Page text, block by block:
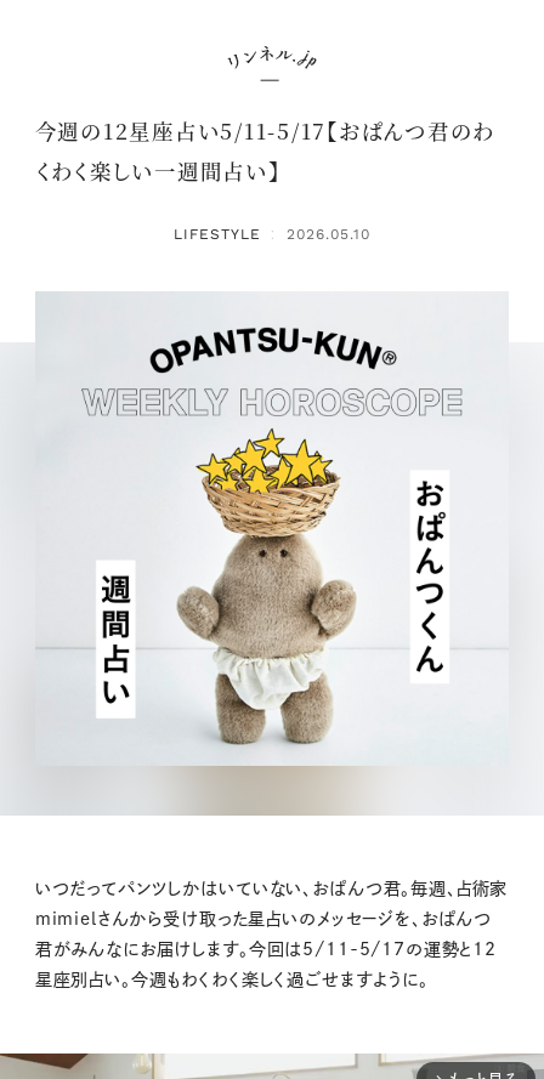
今週の12星座占い5/11-5/17【おぱんつ君のわ
くわく楽しい一週間占い】
LIFESTYLE ： 2026.05.10
いつだってパンツしかはいていない、おぱんつ君。毎週、占術家
mimielさんから受け取った星占いのメッセージを、おぱんつ
君がみんなにお届けします。今回は5/11-5/17の運勢と12
星座別占い。今週もわくわく楽しく過ごせますように。